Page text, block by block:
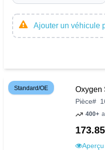
Ajouter un véhicule
Standard/OE Oxygen
Pièce#
400+
173.85